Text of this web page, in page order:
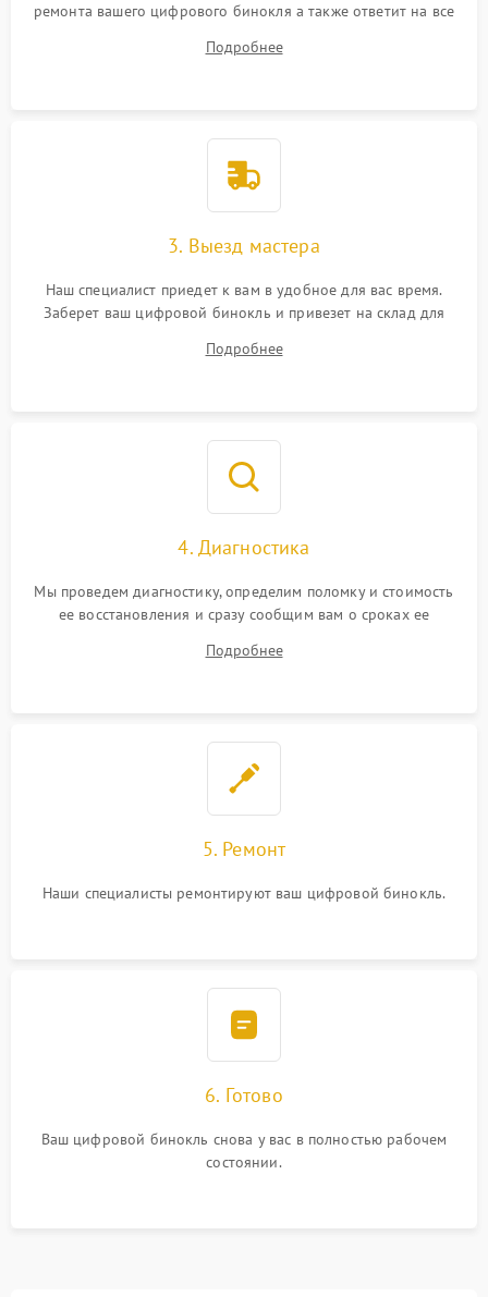
ремонта вашего цифрового бинокля а также ответит на все
Подробнее
3. Выезд мастера
Наш специалист приедет к вам в удобное для вас время.
Заберет ваш цифровой бинокль и привезет на склад для
Подробнее
4. Диагностика
Мы проведем диагностику, определим поломку и стоимость
ее восстановления и сразу сообщим вам о сроках ее
Подробнее
5. Ремонт
Наши специалисты ремонтируют ваш цифровой бинокль.
6. Готово
Ваш цифровой бинокль снова у вас в полностью рабочем
состоянии.